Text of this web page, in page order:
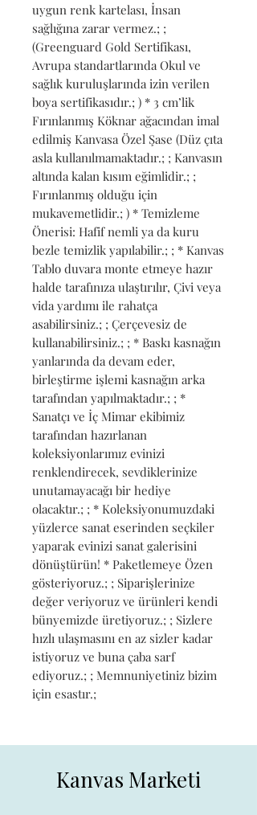
uygun renk kartelası, İnsan
sağlığına zarar vermez.; ;
(Greenguard Gold Sertifikası,
Avrupa standartlarında Okul ve
sağlık kuruluşlarında izin verilen
boya sertifikasıdır.; ) * 3 cm’lik
Fırınlanmış Köknar ağacından imal
edilmiş Kanvasa Özel Şase (Düz çıta
asla kullanılmamaktadır.; ; Kanvasın
altında kalan kısım eğimlidir.; ;
Fırınlanmış olduğu için
mukavemetlidir.; ) * Temizleme
Önerisi: Hafif nemli ya da kuru
bezle temizlik yapılabilir.; ; * Kanvas
Tablo duvara monte etmeye hazır
halde tarafınıza ulaştırılır, Çivi veya
vida yardımı ile rahatça
asabilirsiniz.; ; Çerçevesiz de
kullanabilirsiniz.; ; * Baskı kasnağın
yanlarında da devam eder,
birleştirme işlemi kasnağın arka
tarafından yapılmaktadır.; ; *
Sanatçı ve İç Mimar ekibimiz
tarafından hazırlanan
koleksiyonlarımız evinizi
renklendirecek, sevdiklerinize
unutamayacağı bir hediye
olacaktır.; ; * Koleksiyonumuzdaki
yüzlerce sanat eserinden seçkiler
yaparak evinizi sanat galerisini
dönüştürün! * Paketlemeye Özen
gösteriyoruz.; ; Siparişlerinize
değer veriyoruz ve ürünleri kendi
bünyemizde üretiyoruz.; ; Sizlere
hızlı ulaşmasını en az sizler kadar
istiyoruz ve buna çaba sarf
ediyoruz.; ; Memnuniyetiniz bizim
için esastır.;
Kanvas Marketi